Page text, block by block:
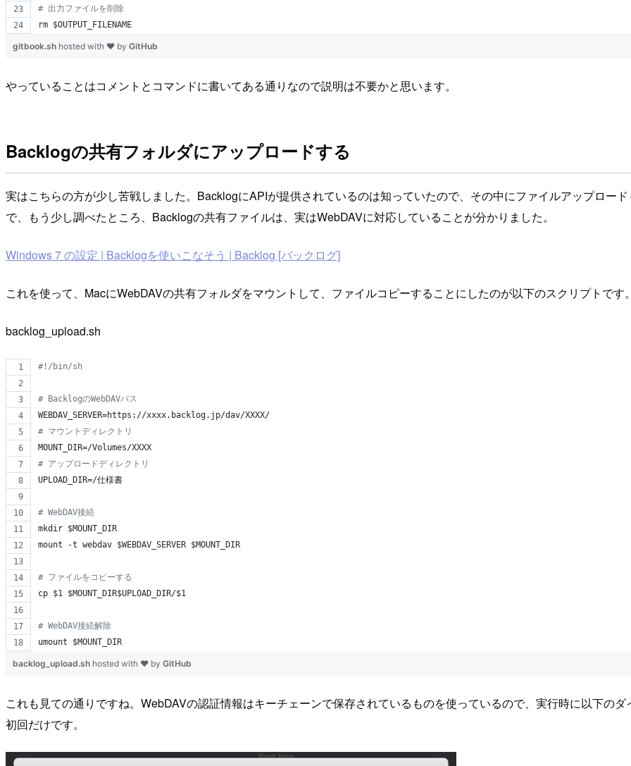
# 出力ファイルを削除
rm $OUTPUT_FILENAME
gitbook.sh hosted with ❤ by GitHub
やっていることはコメントとコマンドに書いてある通りなので説明は不要かと思います。
Backlogの共有フォルダにアップロードする
実はこちらの方が少し苦戦しました。BacklogにAPIが提供されているのは知っていたので、その中にファイルアップロー
で、もう少し調べたところ、Backlogの共有ファイルは、実はWebDAVに対応していることが分かりました。
Windows 7 の設定 | Backlogを使いこなそう | Backlog [バックログ]
これを使って、MacにWebDAVの共有フォルダをマウントして、ファイルコピーすることにしたのが以下のスクリプトです。
backlog_upload.sh
#! /bin/sh
# BacklogのWebDAVパス
WEBDAV_SERVER=https://xxxx.backlog.jp/dav/XXXX/
# マウントディレクトリ
MOUNT_DIR=/Volumes/XXXX
# アップロードディレクトリ
UPLOAD_DIR=/仕様書
# WebDAV接続
mkdir $MOUNT_DIR
mount -t webdav $WEBDAV_SERVER $MOUNT_DIR
# ファイルをコピーする
cp $1 $MOUNT_DIR$UPLOAD_DIR/$1
# WebDAV接続解除
umount $MOUNT_DIR
backlog_upload.sh hosted with ❤ by GitHub
これも見ての通りですね。WebDAVの認証情報はキーチェーンで保存されているものを使っているので、実行時に以下の
初回だけです。